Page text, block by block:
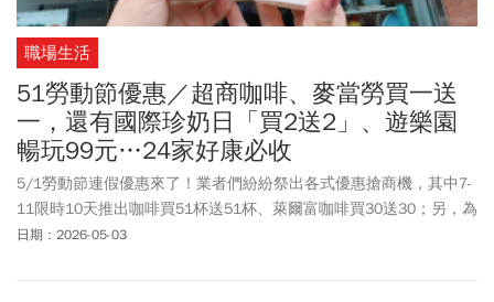
職場生活
51勞動節優惠／超商咖啡、麥當勞買一送
一，還有國際珍奶日「買2送2」、遊樂園
暢玩99元…24家好康必收
5/1勞動節連假優惠來了！業者們紛紛祭出各式優惠搶商機，其中7-
11限時10天推出咖啡買51杯送51杯、萊爾富咖啡買30送30；另，為
慶祝4/30國際珍奶日，7-11亦推出各式珍奶飲品優惠，平均一杯50
日期：2026-05-03